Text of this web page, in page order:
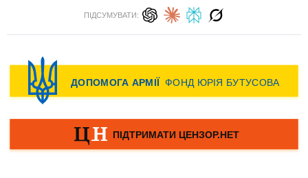
ПІДСУМУВАТИ: